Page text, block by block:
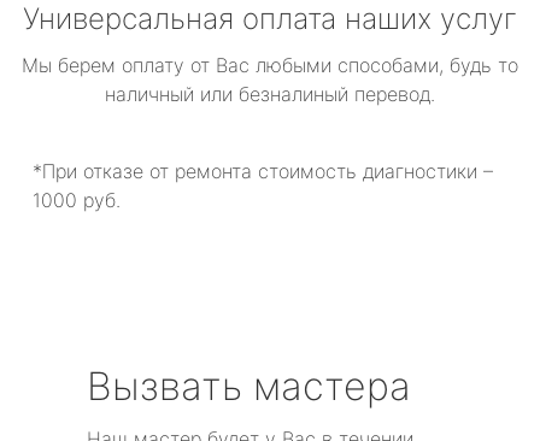
Универсальная оплата наших услуг
Мы берем оплату от Вас любыми способами, будь то
наличный или безналиный перевод.
*При отказе от ремонта стоимость диагностики –
1000 руб.
Вызвать мастера